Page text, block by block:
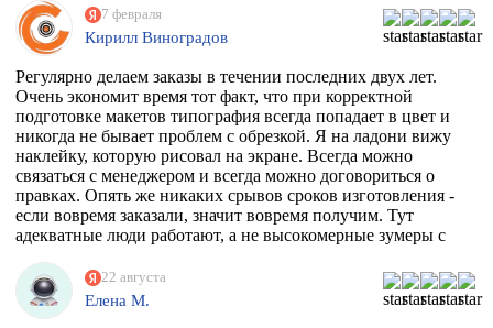
фирму, которая может это сделать. Разумеется их нет, в
моем случае, потому что наклейка должна была быть
водостойкая, под мой размер и еще по моему макету,
учитывая, что типографии не работают поштучно))
Перерыла весь инет, разговаривала даже с фирмой из
Ростова, как говорится "и там послали". И тут наткнулась
на эту организацию! Знала, что 100% откажут, но
надежда, как говорится, живее всех живых. Заказ
приняли, менеджер Ярослава всегда была на связи и
отвечала на все вопросы, напечатали наклейку за сутки
после получения макета. Мой визит в типографию
отдельная история - абсолютно потрясающая атмосфера и
люди!!!! Позитив сквозит даже от станков!
РЕКОМЕНДУЮ ВСЕМИ ФИБРАМИ ДУШИ!
7 февраля
Кирилл Виноградов
Регулярно делаем заказы в течении последних двух лет.
Очень экономит время тот факт, что при корректной
подготовке макетов типография всегда попадает в цвет и
никогда не бывает проблем с обрезкой. Я на ладони вижу
наклейку, которую рисовал на экране. Всегда можно
связаться с менеджером и всегда можно договориться о
правках. Опять же никаких срывов сроков изготовления -
если вовремя заказали, значит вовремя получим. Тут
адекватные люди работают, а не высокомерные зумеры с
22 августа
Елена М.